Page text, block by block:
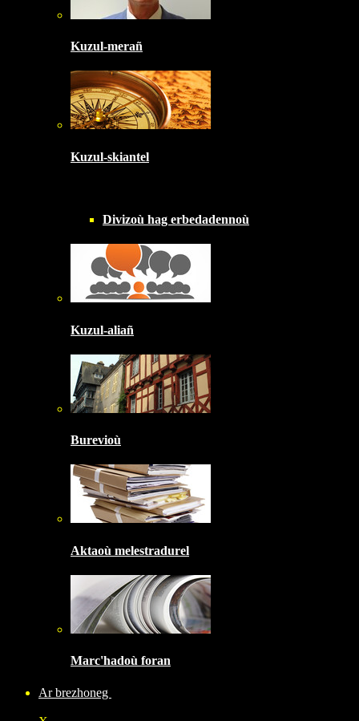
Kuzul-merañ
Kuzul-skiantel
Divizoù hag erbedadennoù
Kuzul-aliañ
Burevioù
Aktaoù melestradurel
Marc'hadoù foran
Ar brezhoneg